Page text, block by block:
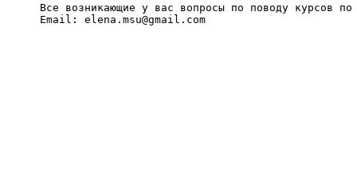
Все возникающие у вас вопросы по поводу курсов
Email: elena.msu@gmail.com